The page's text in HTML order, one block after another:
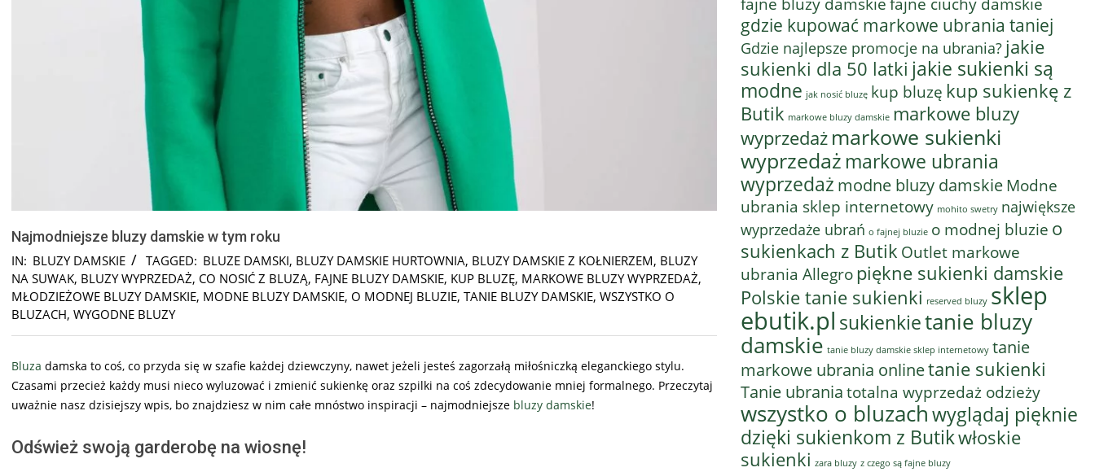
Najmodniejsze bluzy damskie w tym roku
IN: BLUZY DAMSKIE TAGGED: BLUZE DAMSKI, BLUZY DAMSKIE HURTOWNIA, BLUZY DAMSKIE Z KOŁNIERZEM, BLUZY
NA SUWAK, BLUZY WYPRZEDAŻ, CO NOSIĆ Z BLUZĄ, FAJNE BLUZY DAMSKIE, KUP BLUZĘ, MARKOWE BLUZY WYPRZEDAŻ,
MŁODZIEŻOWE BLUZY DAMSKIE, MODNE BLUZY DAMSKIE, O MODNEJ BLUZIE, TANIE BLUZY DAMSKIE, WSZYSTKO O
BLUZACH, WYGODNE BLUZY
Bluza damska to coś, co przyda się w szafie każdej dziewczyny, nawet jeżeli jesteś zagorzałą miłośniczką eleganckiego stylu.
Czasami przecież każdy musi nieco wyluzować i zmienić sukienkę oraz szpilki na coś zdecydowanie mniej formalnego. Przeczytaj
uważnie nasz dzisiejszy wpis, bo znajdziesz w nim całe mnóstwo inspiracji – najmodniejsze bluzy damskie!
Odśwież swoją garderobę na wiosnę!
gdzie kupować markowe ubrania taniej
Gdzie najlepsze promocje na ubrania? jakie
sukienki dla 50 latki jakie sukienki są
modne jak nosić bluzę kup bluzę kup sukienkę z
Butik markowe bluzy damskie markowe bluzy
wyprzedaż markowe sukienki
wyprzedaż markowe ubrania
wyprzedaż modne bluzy damskie Modne
ubrania sklep internetowy mohito swetry największe
wyprzedaże ubrań o fajnej bluzie o modnej bluzie o
sukienkach z Butik Outlet markowe
ubrania Allegropiękne sukienki damskie
Polskie tanie sukienki reserved bluzy sklep
ebutik.pl sukienkietanie bluzy
damskie tanie bluzy damskie sklep internetowy tanie
markowe ubrania onlinetanie sukienki
Tanie ubrania totalna wyprzedaż odzieży
wszystko o bluzachwyglądaj pięknie
dzięki sukienkom z Butikwłoskie
sukienki zara bluzy z czego są fajne bluzy